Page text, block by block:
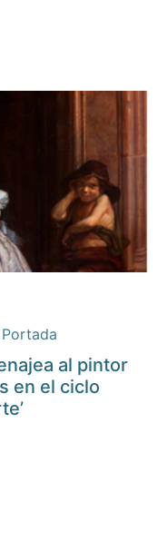
Portada
al pintor
en el ciclo